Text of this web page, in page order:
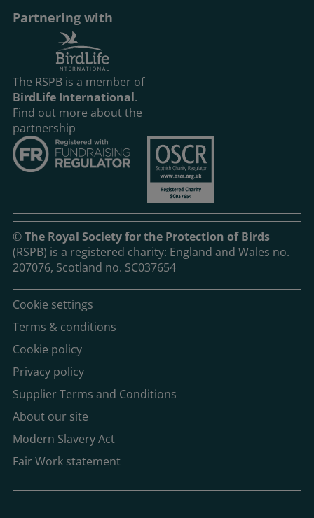
Partnering with
The RSPB is a member of
BirdLife International.
Find out more about the
partnership
©The Royal Society for the Protection of Birds
(RSPB) is a registered charity: England and Wales no.
207076, Scotland no. SC037654
Cookie settings
Terms & conditions
Cookie policy
Privacy policy
Supplier Terms and Conditions
About our site
Modern Slavery Act
Fair Work statement